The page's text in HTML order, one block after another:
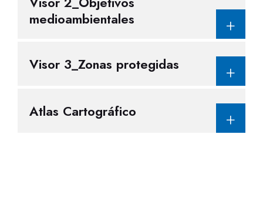
medioambientales
Visor 3_Zonas protegidas
Atlas Cartográfico